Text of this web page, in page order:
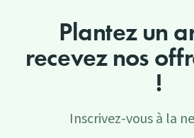
Plantez un
recevez nos
!
Inscrivez-vous à la